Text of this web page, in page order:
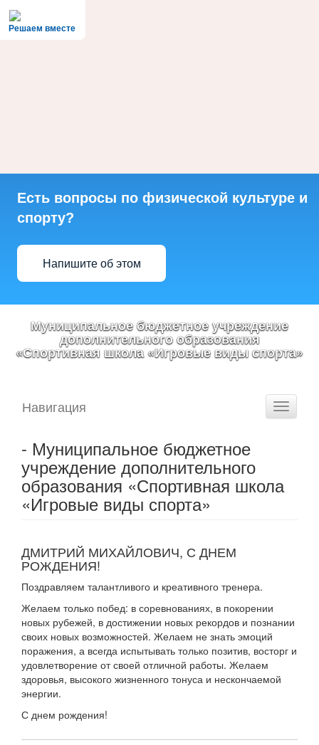
Решаем вместе
Есть вопросы по физической культуре и
спорту?
Напишите об этом
Муниципальное бюджетное учреждение
дополнительного образования
«Спортивная школа «Игровые виды спорта»
Toggle
Навигация
- Муниципальное бюджетное
учреждение дополнительного
образования «Спортивная школа
«Игровые виды спорта»
ДМИТРИЙ МИХАЙЛОВИЧ, С ДНЕМ
РОЖДЕНИЯ!
Поздравляем талантливого и креативного тренера.
Желаем только побед: в соревнованиях, в покорении
новых рубежей, в достижении новых рекордов и познании
своих новых возможностей. Желаем не знать эмоций
поражения, а всегда испытывать только позитив, восторг и
удовлетворение от своей отличной работы. Желаем
здоровья, высокого жизненного тонуса и нескончаемой
энергии.
С днем рождения!